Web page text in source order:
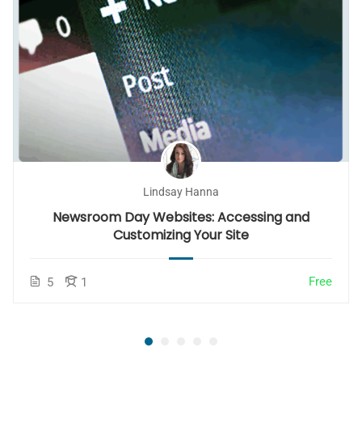
Lindsay Hanna
Newsroom Day Websites: Accessing and
Customizing Your Site
5 1 Free